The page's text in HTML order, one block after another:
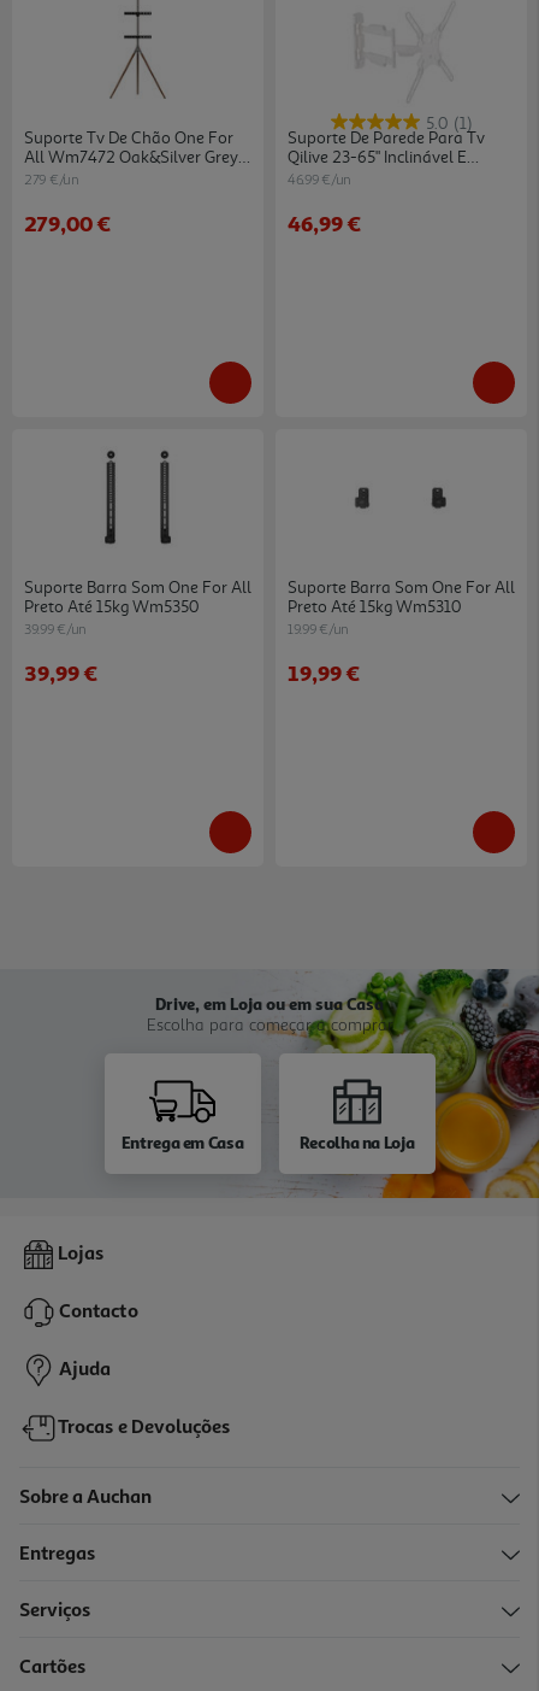
Suporte Tv De Chão One For
All Wm7472 Oak&silver Grey
32"-65"
279 €/un
279,00 €
5.0 (1)
Suporte De Parede Para Tv
Qilive 23-65" Inclinável E
Giratório - Branco
46.99 €/un
46,99 €
Suporte Barra Som One For All
Preto Até 15kg Wm5350
39.99 €/un
39,99 €
Suporte Barra Som One For All
Preto Até 15kg Wm5310
19.99 €/un
19,99 €
Drive, em Loja ou em sua Casa
Escolha para começar a comprar
Entrega em Casa Recolha na Loja
Lojas
Contacto
Ajuda
Trocas e Devoluções
Sobre a Auchan
Entregas
Serviços
Cartões